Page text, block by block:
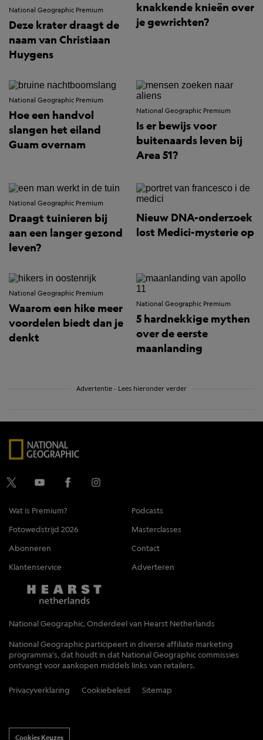
National Geographic Premium
Deze krater draagt de
naam van Christiaan
Huygens
knakkende knieën over
je gewrichten?
National Geographic Premium
Hoe een handvol
slangen het eiland
Guam overnam
National Geographic Premium
Is er bewijs voor
buitenaards leven bij
Area 51?
National Geographic Premium
Draagt tuinieren bij
aan een langer gezond
leven?
Nieuw DNA-onderzoek
lost Medici-mysterie op
National Geographic Premium
Waarom een hike meer
voordelen biedt dan je
denkt
National Geographic Premium
5 hardnekkige mythen
over de eerste
maanlanding
Advertentie - Lees hieronder verder
Wat is Premium?
Podcasts
Fotowedstrijd 2026
Masterclasses
Abonneren
Contact
Klantenservice
Adverteren
National Geographic, Onderdeel van Hearst Netherlands
National Geographic participeert in diverse affiliate marketing
programma's, dat houdt in dat National Geographic commissies
ontvangt voor aankopen middels links van retailers.
Privacyverklaring Cookiebeleid Sitemap
Cookies Keuzes